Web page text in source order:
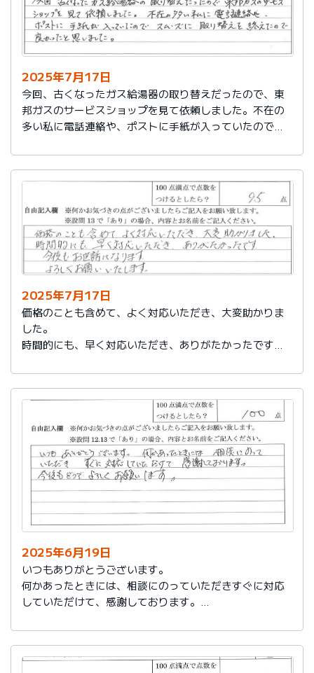
2025年7月17日
今回、古くなったガス給湯器の取り替えだったので、東
邦ガスのサービスショップを見て依頼しました。不在の
多い私に電話連絡や、ポストに手紙が入っていたので、
た。
2025年7月17日
価格のことも含めて、よく対応いただき、大変助かりま
した。
時間的にも、早く対応いただき、ありがたかったです。
2025年6月19日
いつもありがとうございます。
何かあったときには、相談にのっていただきすぐに対応
していただけて、感謝しております。